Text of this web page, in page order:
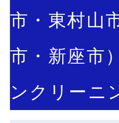
市・東村山
市・新座市
ンクリーニ